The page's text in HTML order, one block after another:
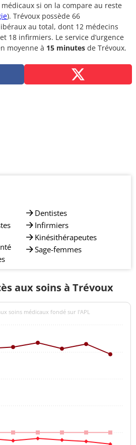
si on la compare au reste
). Trévoux possède 66
au total, dont 12 médecins
18 infirmiers. Le service d’urgence
moyenne à 15 minutes de Trévoux.
Dentistes
Infirmiers
Kinésithérapeutes
Sage-femmes
aux soins à Trévoux
soins médicaux fondé sur l'APL